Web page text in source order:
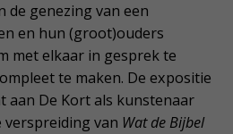
de genezing van een
en hun (groot)ouders
met elkaar in gesprek te
te maken. De expositie
aan De Kort als kunstenaar
verspreiding van Wat de Bijbel